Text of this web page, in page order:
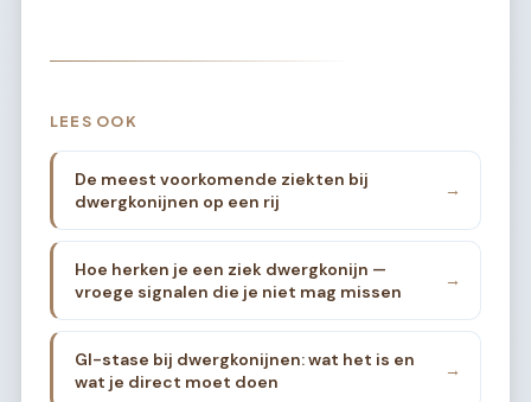
LEES OOK
De meest voorkomende ziekten bij
dwergkonijnen op een rij
→
Hoe herken je een ziek dwergkonijn —
vroege signalen die je niet mag missen
→
GI-stase bij dwergkonijnen: wat het is en
wat je direct moet doen
→